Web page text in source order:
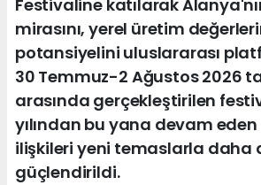
Festivaline katılarak
mirasını, yerel üretim
potansiyelini uluslararası
30 Temmuz-2 Ağustos 2026
arasında gerçekleştirilen
yılından bu yana devam
ilişkileri yeni temaslarla daha
güçlendirildi.